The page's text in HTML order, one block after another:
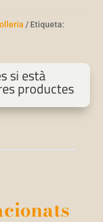
Etiqueta:
si està
productes